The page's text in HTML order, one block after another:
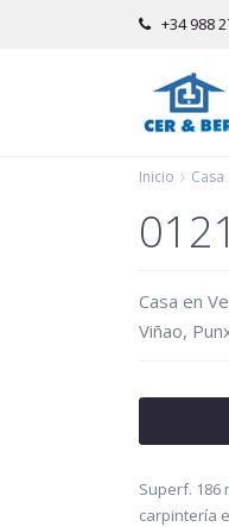
+34 988
Inicio Casa
Casa en
Viñao,
Superf. 186
carpintería